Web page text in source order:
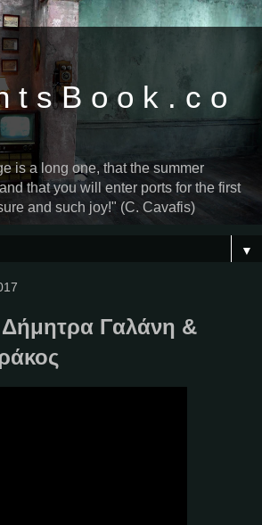
t s B o o k . c o
is a long one, that the summer
that you will enter ports for the first
and such joy!" (C. Cavafis)
▼
Γαλάνη &